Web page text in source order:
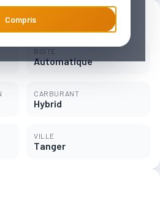
Compris
BOÎTE
Automatique
CARBURANT
Hybrid
VILLE
Tanger‎